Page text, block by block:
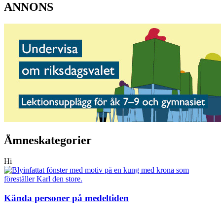
ANNONS
Ämneskategorier
Hi
Kända personer på medeltiden